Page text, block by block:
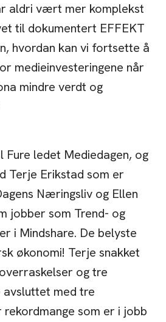
aldri vært mer komplekst
til dokumentert EFFEKT
hvordan kan vi fortsette å
medieinvesteringene når
mindre verdt og
Fure ledet Mediedagen, og
Terje Erikstad som er
Næringsliv og Ellen
jobber som Trend- og
i Mindshare. De belyste
økonomi! Terje snakket
og tre
avsluttet med tre
som er i jobb